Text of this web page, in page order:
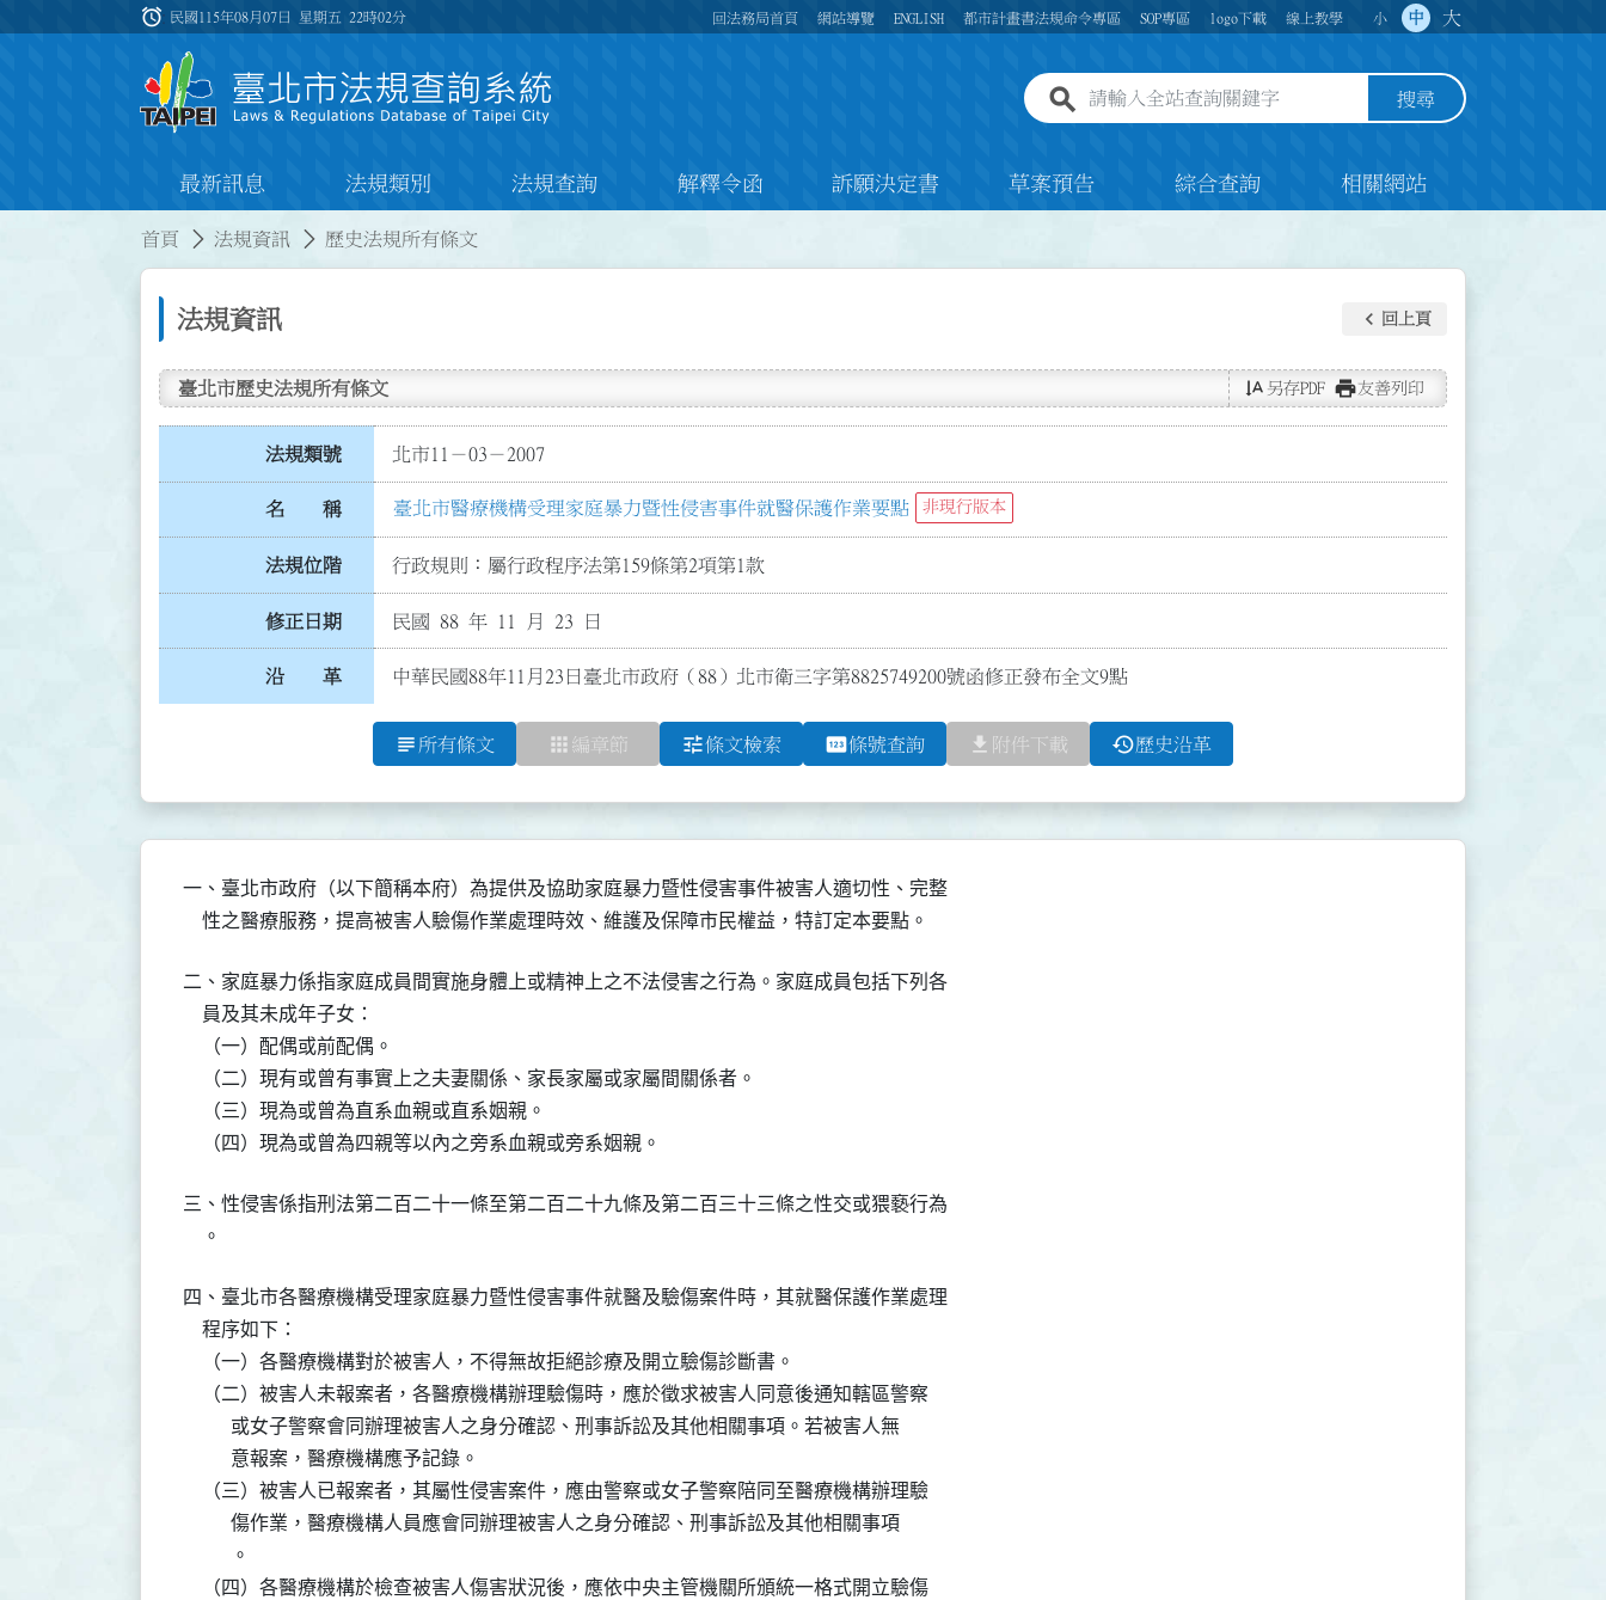
:::
alarm 民國115年08月07日 星期五22時02分 回法務局首頁 網站導覽 ENGLISH 都市計畫書法規命令專區 SOP專區 logo下載 線上教學 小 中 大
全站查詢關鍵字欄位 搜尋
最新訊息 法規類別 法規查詢 解釋令函 訴願決定書 草案預告 綜合查詢 相關網站
首頁 法規資訊 歷史法規所有條文
法規資訊 keyboard_arrow_left 回上頁
臺北市歷史法規所有條文 text_rotate_vertical 另存PDF print友善列印
法規類號 北市11－03－2007
名 稱 臺北市醫療機構受理家庭暴力暨性侵害事件就醫保護作業要點 非現行版本
法規位階 行政規則：屬行政程序法第159條第2項第1款
修正日期 民國 88 年 11 月 23 日
沿 革 中華民國88年11月23日臺北市政府（88）北市衛三字第8825749200號函修正發布全文9點
subject 所有條文 apps 編章節 tune條文檢索 pin條號查詢 file_download 附件下載 history歷史沿革
一、臺北市政府（以下簡稱本府）為提供及協助家庭暴力暨性侵害事件被害人適切性、完整
二、家庭暴力係指家庭成員間實施身體上或精神上之不法侵害之行為。家庭成員包括下列各
    員及其未成年子女：
    （一）配偶或前配偶。
    （二）現有或曾有事實上之夫妻關係、家長家屬或家屬間關係者。
    （三）現為或曾為直系血親或直系姻親。
三、性侵害係指刑法第二百二十一條至第二百二十九條及第二百三十三條之性交或猥褻行為
四、臺北市各醫療機構受理家庭暴力暨性侵害事件就醫及驗傷案件時，其就醫保護作業處理
    程序如下：
    （一）各醫療機構對於被害人，不得無故拒絕診療及開立驗傷診斷書。
    （二）被害人未報案者，各醫療機構辦理驗傷時，應於徵求被害人同意後通知轄區警察
          或女子警察會同辦理被害人之身分確認、刑事訴訟及其他相關事項。若被害人無
          意報案，醫療機構應予記錄。
    （三）被害人已報案者，其屬性侵害案件，應由警察或女子警察陪同至醫療機構辦理驗
          傷作業，醫療機構人員應會同辦理被害人之身分確認、刑事訴訟及其他相關事項
          。
    （四）各醫療機構於檢查被害人傷害狀況後，應依中央主管機關所頒統一格式開立驗傷